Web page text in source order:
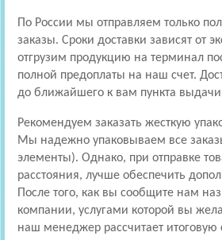
По России мы отправляем только
заказы. Сроки доставки зависят от
отгрузим продукцию на терминал
полной предоплаты на наш счет.
до ближайшего к вам пункта
Рекомендуем заказать жесткую
Мы надежно упаковываем все
элементы). Однако, при отправке
расстояния, лучше обеспечить
После того, как вы сообщите нам
компании, услугами которой вы
наш менеджер рассчитает итоговую